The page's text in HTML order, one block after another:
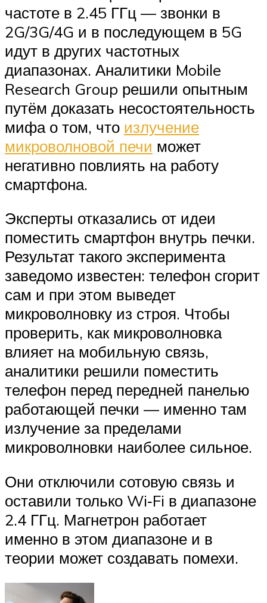
частоте в 2.45 ГГц — звонки в
2G/3G/4G и в последующем в 5G
идут в других частотных
диапазонах. Аналитики Mobile
Research Group решили опытным
путём доказать несостоятельность
мифа о том, что излучение
микроволновой печи может
негативно повлиять на работу
смартфона.
Эксперты отказались от идеи
поместить смартфон внутрь печки.
Результат такого эксперимента
заведомо известен: телефон сгорит
сам и при этом выведет
микроволновку из строя. Чтобы
проверить, как микроволновка
влияет на мобильную связь,
аналитики решили поместить
телефон перед передней панелью
работающей печки — именно там
излучение за пределами
микроволновки наиболее сильное.
Они отключили сотовую связь и
оставили только Wi‑Fi в диапазоне
2.4 ГГц. Магнетрон работает
именно в этом диапазоне и в
теории может создавать помехи.